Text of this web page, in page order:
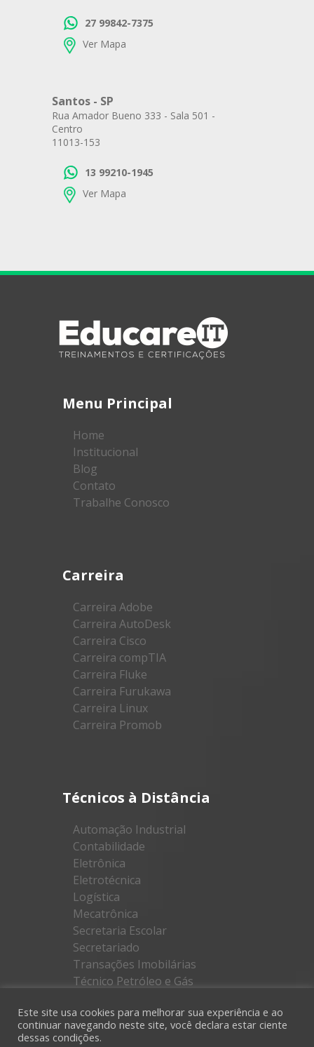
27 99842-7375
Ver Mapa
Santos - SP
Rua Amador Bueno 333 - Sala 501 -
Centro
11013-153
13 99210-1945
Ver Mapa
Menu Principal
Home
Institucional
Blog
Contato
Trabalhe Conosco
Carreira
Carreira Adobe
Carreira AutoDesk
Carreira Cisco
Carreira compTIA
Carreira Fluke
Carreira Furukawa
Carreira Linux
Carreira Promob
Técnicos à Distância
Automação Industrial
Contabilidade
Eletrônica
Eletrotécnica
Logística
Mecatrônica
Secretaria Escolar
Secretariado
Transações Imobilárias
Técnico Petróleo e Gás
Este site usa cookies para melhorar sua experiência e ao
continuar navegando neste site, você declara estar ciente
dessas condições.